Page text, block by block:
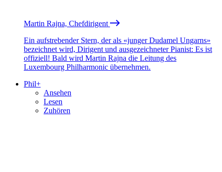
Martin Rajna, Chefdirigent
Ein aufstrebender Stern, der als «junger Dudamel Ungarns»
bezeichnet wird, Dirigent und ausgezeichneter Pianist: Es ist
offiziell! Bald wird Martin Rajna die Leitung des
Luxembourg Philharmonic übernehmen.
Phil+
Ansehen
Lesen
Zuhören